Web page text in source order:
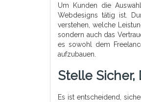
Um Kunden die
Webdesigns tätig ist.
verstehen, welche
sondern auch das
es sowohl dem
aufzubauen.
Stelle Sicher,
Es ist entscheidend,